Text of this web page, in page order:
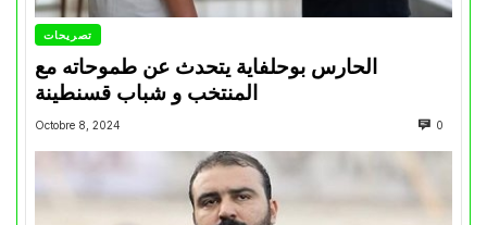
تصريحات
الحارس بوحلفاية يتحدث عن طموحاته مع
المنتخب و شباب قسنطينة
Octobre 8, 2024 0